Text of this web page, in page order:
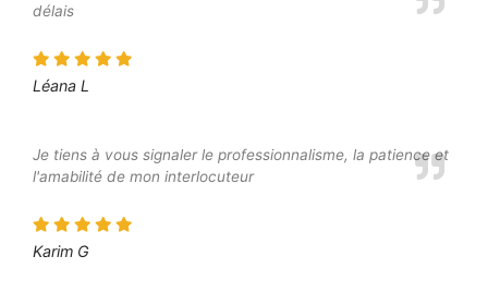
délais
Léana L
Je tiens à vous signaler le professionnalisme, la patience et
l'amabilité de mon interlocuteur
Karim G